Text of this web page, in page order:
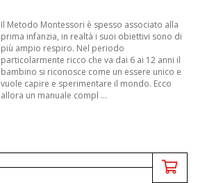
Il Metodo Montessori è spesso associato alla
prima infanzia, in realtà i suoi obiettivi sono di
più ampio respiro. Nel periodo
particolarmente ricco che va dai 6 ai 12 anni il
bambino si riconosce come un essere unico e
vuole capire e sperimentare il mondo. Ecco
allora un manuale compl ...